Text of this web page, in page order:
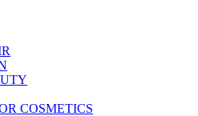
COSMETICS